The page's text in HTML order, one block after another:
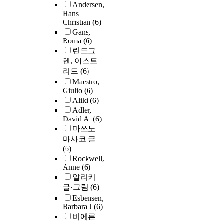
Andersen,
Hans
Christian (6)
Gans,
Roma (6)
린드그
렌, 아스트
리드 (6)
Maestro,
Giulio (6)
Aliki (6)
Adler,
David A. (6)
마쓰노
마사코 글
(6)
Rockwell,
Anne (6)
알리키
글·그림 (6)
Esbensen,
Barbara J (6)
비에른